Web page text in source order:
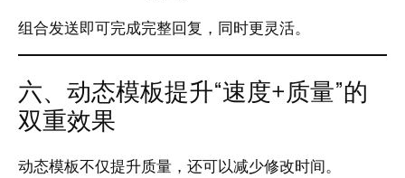
组合发送即可完成完整回复，同时更灵活。
六、动态模板提升“速度+质量”的
双重效果
动态模板不仅提升质量，还可以减少修改时间。